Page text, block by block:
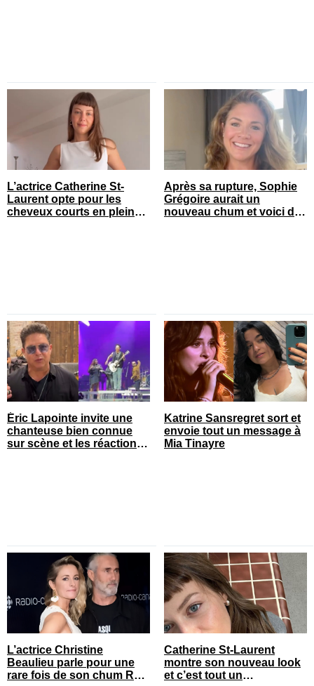
L’actrice Catherine St-
Laurent opte pour les
cheveux courts en pleine
Après sa rupture, Sophie
Grégoire aurait un
nouveau chum et voici de
Éric Lapointe invite une
chanteuse bien connue
sur scène et les réactions
Katrine Sansregret sort et
envoie tout un message à
Mia Tinayre
L’actrice Christine
Beaulieu parle pour une
rare fois de son chum Roy
Catherine St-Laurent
montre son nouveau look
et c’est tout un